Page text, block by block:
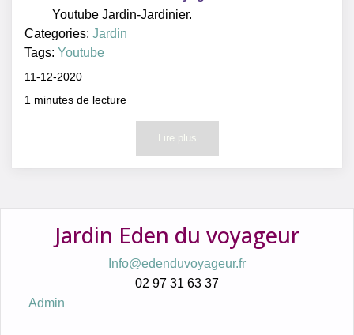
Youtube Jardin-Jardinier.
Categories:Jardin
Tags:Youtube
11-12-2020
1 minutes de lecture
Lire plus
Jardin Eden du voyageur
Info@edenduvoyageur.fr
02 97 31 63 37
Admin